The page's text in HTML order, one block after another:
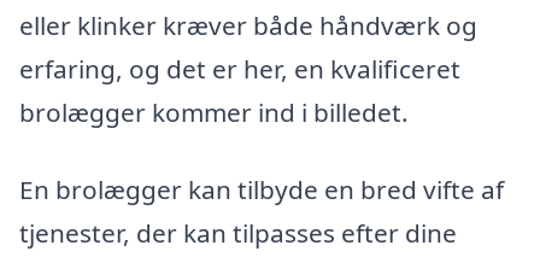
eller klinker kræver både håndværk og
erfaring, og det er her, en kvalificeret
brolægger kommer ind i billedet.
En brolægger kan tilbyde en bred vifte af
tjenester, der kan tilpasses efter dine